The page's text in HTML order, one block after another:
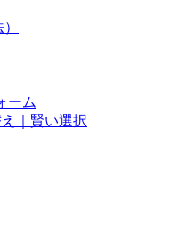
ーム
｜賢い選択